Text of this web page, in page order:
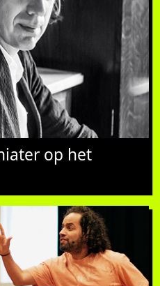
op het